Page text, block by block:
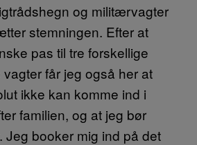
og militærvagter
stemningen. Efter at
pas til tre forskellige
får jeg også her at
ikke kan komme ind i
familien, og at jeg bør
Jeg booker mig ind på det